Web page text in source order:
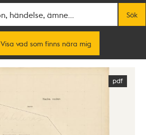
Sök
Visa vad som finns nära mig